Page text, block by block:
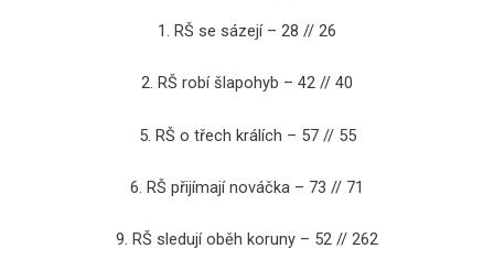
1. RŠ se sázejí – 28 // 26
2. RŠ robí šlapohyb – 42 // 40
5. RŠ o třech králích – 57 // 55
6. RŠ přijímají nováčka – 73 // 71
9. RŠ sledují oběh koruny – 52 // 262